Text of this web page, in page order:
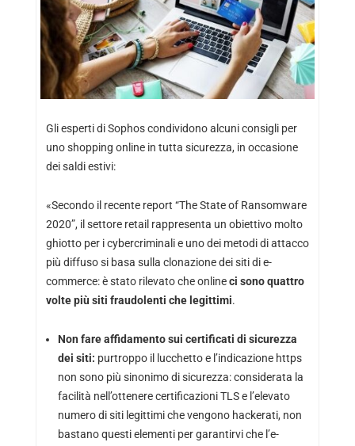
Gli esperti di Sophos condividono alcuni consigli per
uno shopping online in tutta sicurezza, in occasione
dei saldi estivi:
«Secondo il recente report “The State of Ransomware
2020”, il settore retail rappresenta un obiettivo molto
ghiotto per i cybercriminali e uno dei metodi di attacco
più diffuso si basa sulla clonazione dei siti di e-
commerce: è stato rilevato che onlineci sono quattro
volte più siti fraudolenti che legittimi.
Non fare affidamento sui certificati di sicurezza
dei siti: purtroppo il lucchetto e l’indicazione https
non sono più sinonimo di sicurezza: considerata la
facilità nell’ottenere certificazioni TLS e l’elevato
numero di siti legittimi che vengono hackerati, non
bastano questi elementi per garantirvi che l’e-